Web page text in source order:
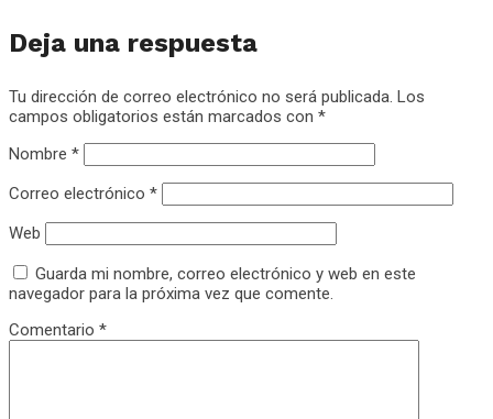
Deja una respuesta
Tu dirección de correo electrónico no será publicada. Los
campos obligatorios están marcados con *
Nombre *
Correo electrónico *
Web
Guarda mi nombre, correo electrónico y web en este
navegador para la próxima vez que comente.
Comentario *